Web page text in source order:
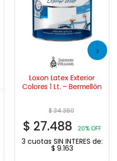
Loxon Latex Exterior
Colores 1 Lt. – Bermellón
$34.360
$ 27.488 20% OFF
3 cuotas SIN INTERES de:
$ 9.163